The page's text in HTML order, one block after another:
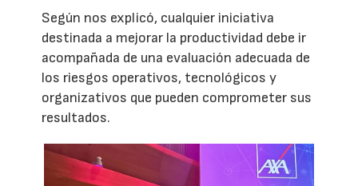
Según nos explicó, cualquier iniciativa
destinada a mejorar la productividad debe ir
acompañada de una evaluación adecuada de
los riesgos operativos, tecnológicos y
organizativos que pueden comprometer sus
resultados.